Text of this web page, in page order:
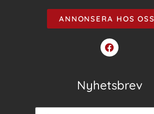
ANNONSERA HOS
Nyhetsbrev